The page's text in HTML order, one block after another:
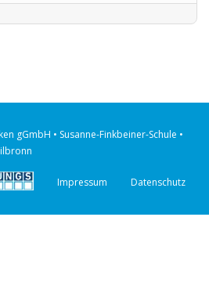
gGmbH • Susanne-Finkbeiner-Schule •
Impressum Datenschutz